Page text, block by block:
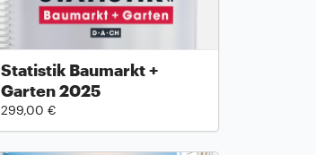
Statistik Baumarkt +
Garten 2025
299,00 €